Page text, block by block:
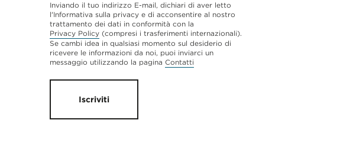
Inviando il tuo indirizzo E-mail, dichiari di aver letto
l'Informativa sulla privacy e di acconsentire al nostro
trattamento dei dati in conformità con la
Privacy Policy (compresi i trasferimenti internazionali).
Se cambi idea in qualsiasi momento sul desiderio di
ricevere le informazioni da noi, puoi inviarci un
messaggio utilizzando la pagina Contatti
Iscriviti